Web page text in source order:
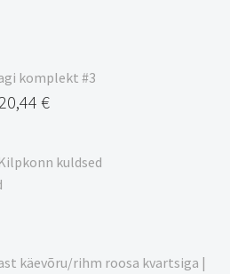
komplekt #3
€
kuldsed
käevõru/rihm roosa kvartsiga |